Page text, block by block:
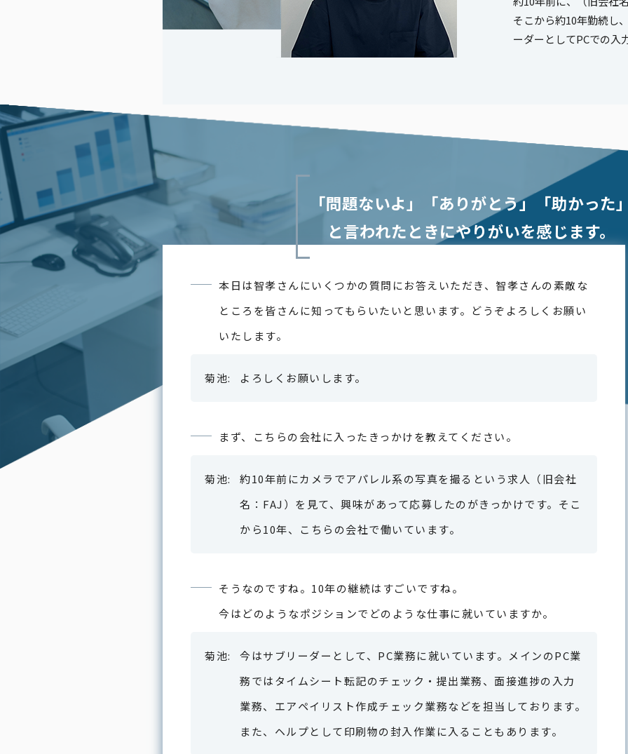
そこから約10年勤続し
ーダーとしてPCでの入
「問題ないよ」「ありがとう」「助かった
と言われたときにやりがいを感じます。
本日は智孝さんにいくつかの質問にお答えいただき、智孝さんの素敵な
ところを皆さんに知ってもらいたいと思います。どうぞよろしくお願い
いたします。
よろしくお願いします。
まず、こちらの会社に入ったきっかけを教えてください。
約10年前にカメラでアパレル系の写真を撮るという求人（旧会社
名：FAJ）を見て、興味があって応募したのがきっかけです。そこ
から10年、こちらの会社で働いています。
そうなのですね。10年の継続はすごいですね。
今はどのようなポジションでどのような仕事に就いていますか。
今はサブリーダーとして、PC業務に就いています。メインのPC業
務ではタイムシート転記のチェック・提出業務、面接進捗の入力
業務、エアペイリスト作成チェック業務などを担当しております。
また、ヘルプとして印刷物の封入作業に入ることもあります。